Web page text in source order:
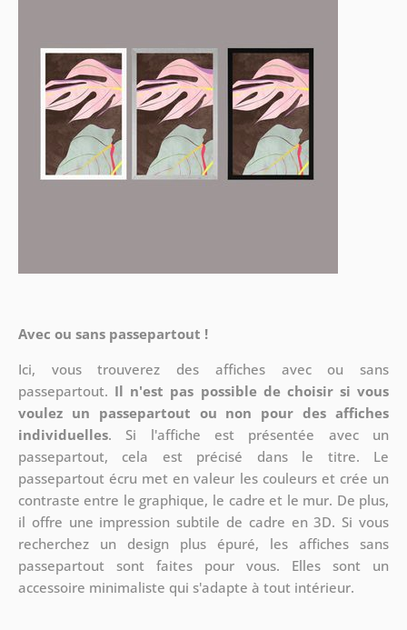
Avec ou sans passepartout !
Ici, vous trouverez des affiches avec ou sans
passepartout. Il n'est pas possible de choisir si vous
voulez un passepartout ou non pour des affiches
individuelles. Si l'affiche est présentée avec un
passepartout, cela est précisé dans le titre. Le
passepartout écru met en valeur les couleurs et crée un
contraste entre le graphique, le cadre et le mur. De plus,
il offre une impression subtile de cadre en 3D. Si vous
recherchez un design plus épuré, les affiches sans
passepartout sont faites pour vous. Elles sont un
accessoire minimaliste qui s'adapte à tout intérieur.